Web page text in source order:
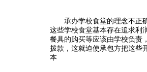
承办学校食堂的理念不正确
这些学校食堂基本存在追求利
餐具的购买等应该由学校负责
拨款，这就迫使承包方把这些
本